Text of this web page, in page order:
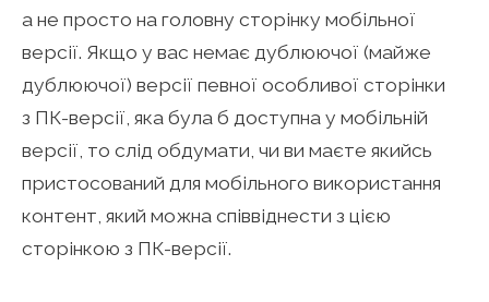
а не просто на головну сторінку мобільної
версії. Якщо у вас немає дублюючої (майже
дублюючої) версії певної особливої сторінки
з ПК-версії, яка була б доступна у мобільній
версії, то слід обдумати, чи ви маєте якийсь
пристосований для мобільного використання
контент, який можна співвіднести з цією
сторінкою з ПК-версії.